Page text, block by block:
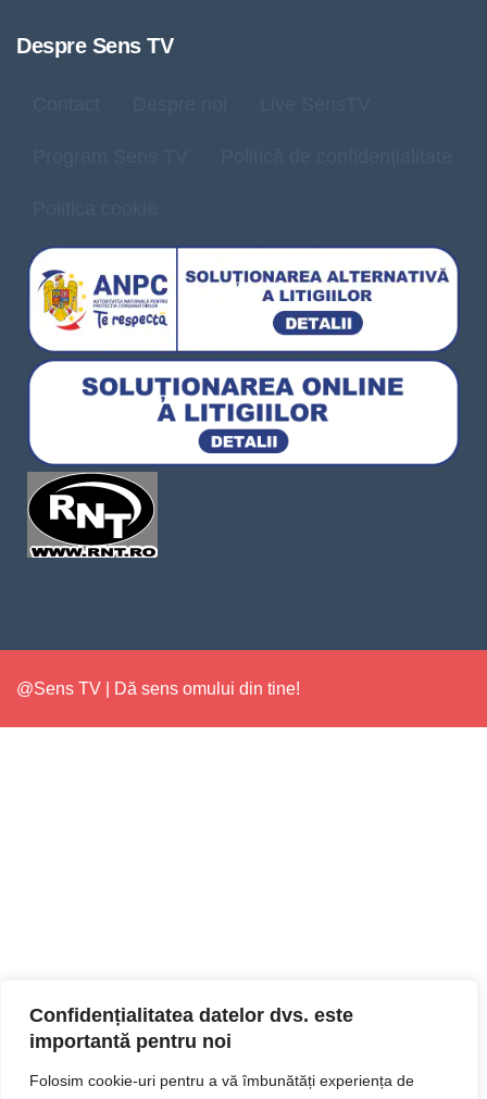
Confidențialitatea datelor dvs. este
importantă pentru noi
Folosim cookie-uri pentru a vă îmbunătăți experiența de
Despre Sens TV
@Sens TV | Dă sens omului din tine!